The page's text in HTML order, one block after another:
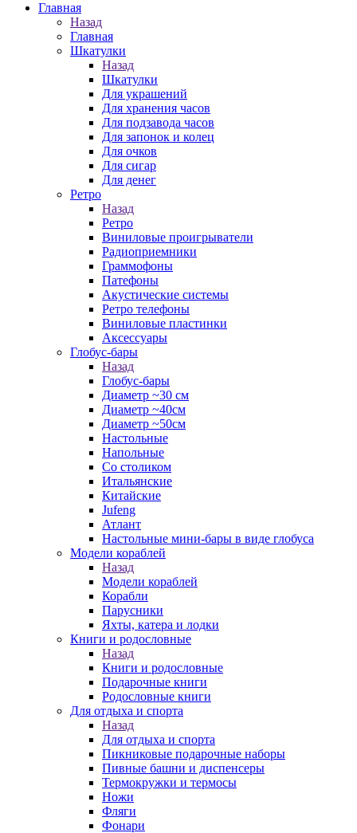
Главная
Назад
Главная
Шкатулки
Назад
Шкатулки
Для украшений
Для хранения часов
Для подзавода часов
Для запонок и колец
Для очков
Для сигар
Для денег
Ретро
Назад
Ретро
Виниловые проигрыватели
Радиоприемники
Граммофоны
Патефоны
Акустические системы
Ретро телефоны
Виниловые пластинки
Аксессуары
Глобус-бары
Назад
Глобус-бары
Диаметр ~30 см
Диаметр ~40см
Диаметр ~50см
Настольные
Напольные
Со столиком
Итальянские
Китайские
Jufeng
Атлант
Настольные мини-бары в виде глобуса
Модели кораблей
Назад
Модели кораблей
Корабли
Парусники
Яхты, катера и лодки
Книги и родословные
Назад
Книги и родословные
Подарочные книги
Родословные книги
Для отдыха и спорта
Назад
Для отдыха и спорта
Пикниковые подарочные наборы
Пивные башни и диспенсеры
Термокружки и термосы
Ножи
Фляги
Фонари